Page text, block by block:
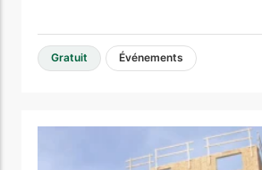
Gratuit Événements